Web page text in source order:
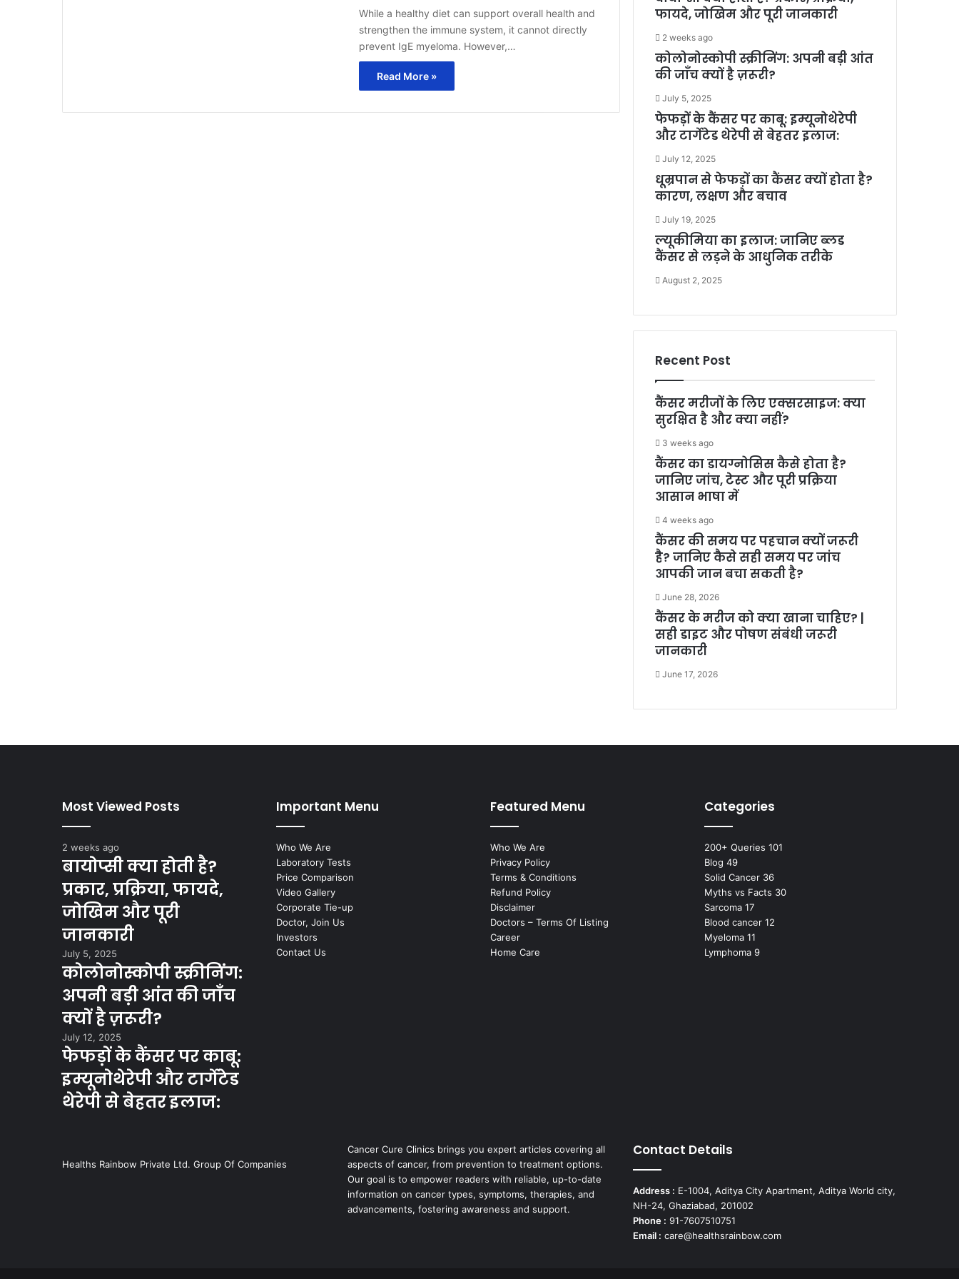
While a healthy diet can support overall health and
strengthen the immune system, it cannot directly
prevent IgE myeloma. However,…
Read More »
फायदे, जोखिम और पूरी जानकारी
2 weeks ago
कोलोनोस्कोपी स्क्रीनिंग: अपनी बड़ी आंत
की जाँच क्यों है ज़रूरी?
July 5, 2025
फेफड़ों के कैंसर पर काबू: इम्यूनोथेरेपी
और टार्गेटेड थेरेपी से बेहतर इलाज:
July 12, 2025
धूम्रपान से फेफड़ों का कैंसर क्यों होता है?
कारण, लक्षण और बचाव
July 19, 2025
ल्यूकीमिया का इलाज: जानिए ब्लड
कैंसर से लड़ने के आधुनिक तरीके
August 2, 2025
Recent Post
कैंसर मरीजों के लिए एक्सरसाइज: क्या
सुरक्षित है और क्या नहीं?
3 weeks ago
कैंसर का डायग्नोसिस कैसे होता है?
जानिए जांच, टेस्ट और पूरी प्रक्रिया
आसान भाषा में
4 weeks ago
कैंसर की समय पर पहचान क्यों जरूरी
है? जानिए कैसे सही समय पर जांच
आपकी जान बचा सकती है?
June 28, 2026
कैंसर के मरीज को क्या खाना चाहिए? |
सही डाइट और पोषण संबंधी जरूरी
जानकारी
June 17, 2026
Most Viewed Posts
2 weeks ago
बायोप्सी क्या होती है?
प्रकार, प्रक्रिया, फायदे,
जोखिम और पूरी
जानकारी
July 5, 2025
कोलोनोस्कोपी स्क्रीनिंग:
अपनी बड़ी आंत की जाँच
क्यों है ज़रूरी?
July 12, 2025
फेफड़ों के कैंसर पर काबू:
इम्यूनोथेरेपी और टार्गेटेड
थेरेपी से बेहतर इलाज:
Important Menu
Who We Are
Laboratory Tests
Price Comparison
Video Gallery
Corporate Tie-up
Doctor, Join Us
Investors
Contact Us
Featured Menu
Who We Are
Privacy Policy
Terms & Conditions
Refund Policy
Disclaimer
Doctors – Terms Of Listing
Career
Home Care
Categories
200+ Queries 101
Blog 49
Solid Cancer 36
Myths vs Facts 30
Sarcoma 17
Blood cancer 12
Myeloma 11
Lymphoma 9
Healths Rainbow Private Ltd. Group Of Companies
Cancer Cure Clinics brings you expert articles covering all
aspects of cancer, from prevention to treatment options.
Our goal is to empower readers with reliable, up-to-date
information on cancer types, symptoms, therapies, and
advancements, fostering awareness and support.
Contact Details
Address : E-1004, Aditya City Apartment, Aditya World city,
NH-24, Ghaziabad, 201002
Phone : 91-7607510751
Email : care@healthsrainbow.com